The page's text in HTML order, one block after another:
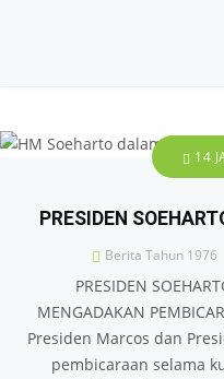
14
PRESIDEN
Berita Tahun 1976
PRESIDEN
MENGADAKAN
Presiden Marcos dan
pembicaraan selama